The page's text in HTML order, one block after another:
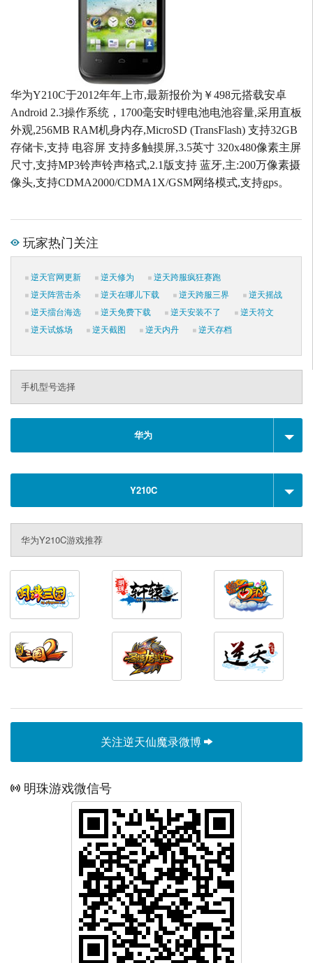
华为Y210C于2012年年上市,最新报价为￥498元搭载安卓
Android 2.3操作系统，1700毫安时锂电池电池容量,采用直板
外观,256MB RAM机身内存,MicroSD (TransFlash) 支持32GB
存储卡,支持 电容屏 支持多触摸屏,3.5英寸 320x480像素主屏
尺寸,支持MP3铃声铃声格式,2.1版支持 蓝牙,主:200万像素摄
像头,支持CDMA2000/CDMA1X/GSM网络模式,支持gps。
玩家热门关注
逆天官网更新 逆天修为
逆天跨服疯狂赛跑
逆天阵营击杀
逆天在哪儿下载 逆天跨服三界
逆天摇战
逆天擂台海选
逆天免费下载 逆天安装不了
逆天符文
逆天试炼场
逆天截图 逆天内丹 逆天存档
手机型号选择
华为
Y210C
华为Y210C游戏推荐
关注逆天仙魔录微博
明珠游戏微信号